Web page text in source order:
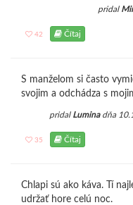
pridal
42 Čítaj
S manželom si často
svojim a odchádza s
pridal Luminadňa
35 Čítaj
Chlapi sú ako káva. Tí
udržať hore celú noc.